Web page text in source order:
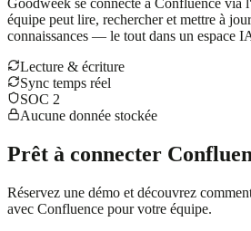
Goodweek se connecte à Confluence via
équipe peut lire, rechercher et mettre à
connaissances — le tout dans un espace
Lecture & écriture
Sync temps réel
SOC 2
Aucune donnée stockée
Prêt à connecter
Réservez une démo et découvrez
avec Confluence pour votre équipe.